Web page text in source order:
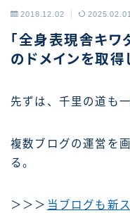
2018.12.02 2025.02.01
「全身表現舎キワ
のドメインを取得
先ずは、千里の道も
複数ブログの運営を
る。
＞＞＞ 当ブログも新